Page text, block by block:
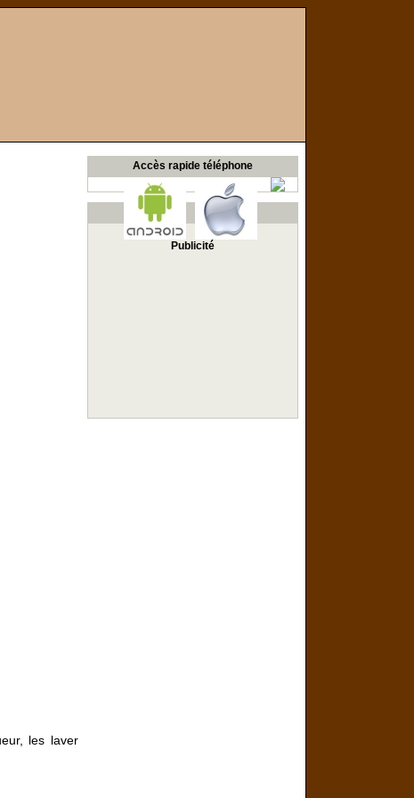
les laver
Accès rapide téléphone
Publicité